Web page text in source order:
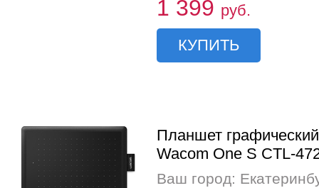
1 399 руб.
КУПИТЬ
Планшет графический
Wacom One S CTL-
Ваш город: